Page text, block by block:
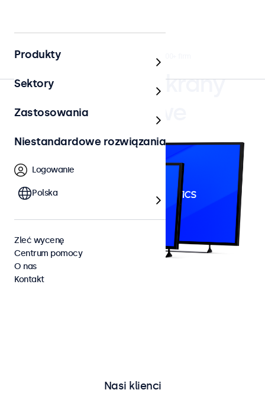
4.8/5 ocenione przez 5000+ firm
Monitory i ekrany
dotykowe
Nasi klienci
Produkty
Sektory
Zastosowania
Niestandardowe rozwiązania
Logowanie
Polska
Zleć wycenę
Centrum pomocy
O nas
Kontakt